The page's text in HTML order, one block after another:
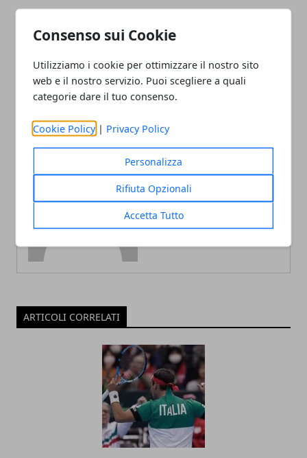
Consenso sui Cookie
Utilizziamo i cookie per ottimizzare il nostro sito
web e il nostro servizio. Puoi scegliere a quali
categorie dare il tuo consenso.
Cookie Policy | Privacy Policy
Personalizza
Rifiuta Opzionali
Accetta Tutto
Jannik Sinner, l'ascesa di
giovane tennista dei
record
Come e perché realizzare
Redazione
ARTICOLI CORRELATI